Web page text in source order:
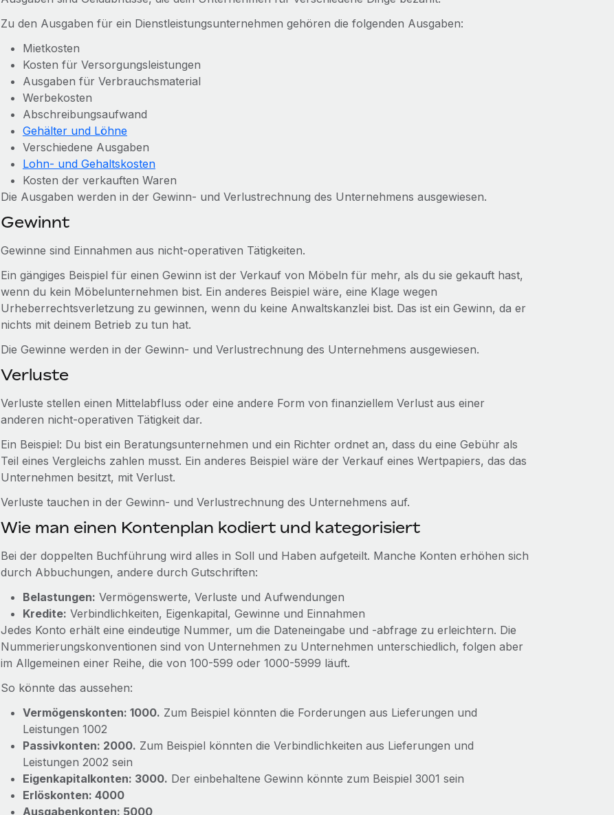
Zu den Ausgaben für ein Dienstleistungsunternehmen gehören die folgenden Ausgaben:
Mietkosten
Kosten für Versorgungsleistungen
Ausgaben für Verbrauchsmaterial
Werbekosten
Abschreibungsaufwand
Gehälter und Löhne
Verschiedene Ausgaben
Lohn- und Gehaltskosten
Kosten der verkauften Waren
Die Ausgaben werden in der Gewinn- und Verlustrechnung des Unternehmens ausgewiesen.
Gewinnt
Gewinne sind Einnahmen aus nicht-operativen Tätigkeiten.
Ein gängiges Beispiel für einen Gewinn ist der Verkauf von Möbeln für mehr, als du sie gekauft hast,
wenn du kein Möbelunternehmen bist. Ein anderes Beispiel wäre, eine Klage wegen
Urheberrechtsverletzung zu gewinnen, wenn du keine Anwaltskanzlei bist. Das ist ein Gewinn, da er
nichts mit deinem Betrieb zu tun hat.
Die Gewinne werden in der Gewinn- und Verlustrechnung des Unternehmens ausgewiesen.
Verluste
Verluste stellen einen Mittelabfluss oder eine andere Form von finanziellem Verlust aus einer
anderen nicht-operativen Tätigkeit dar.
Ein Beispiel: Du bist ein Beratungsunternehmen und ein Richter ordnet an, dass du eine Gebühr als
Teil eines Vergleichs zahlen musst. Ein anderes Beispiel wäre der Verkauf eines Wertpapiers, das das
Unternehmen besitzt, mit Verlust.
Verluste tauchen in der Gewinn- und Verlustrechnung des Unternehmens auf.
Wie man einen Kontenplan kodiert und kategorisiert
Bei der doppelten Buchführung wird alles in Soll und Haben aufgeteilt. Manche Konten erhöhen sich
durch Abbuchungen, andere durch Gutschriften:
Belastungen: Vermögenswerte, Verluste und Aufwendungen
Kredite: Verbindlichkeiten, Eigenkapital, Gewinne und Einnahmen
Jedes Konto erhält eine eindeutige Nummer, um die Dateneingabe und -abfrage zu erleichtern. Die
Nummerierungskonventionen sind von Unternehmen zu Unternehmen unterschiedlich, folgen aber
im Allgemeinen einer Reihe, die von 100-599 oder 1000-5999 läuft.
So könnte das aussehen:
Vermögenskonten: 1000. Zum Beispiel könnten die Forderungen aus Lieferungen und
Leistungen 1002
Passivkonten: 2000. Zum Beispiel könnten die Verbindlichkeiten aus Lieferungen und
Leistungen 2002 sein
Eigenkapitalkonten: 3000. Der einbehaltene Gewinn könnte zum Beispiel 3001 sein
Erlöskonten: 4000
Ausgabenkonten: 5000